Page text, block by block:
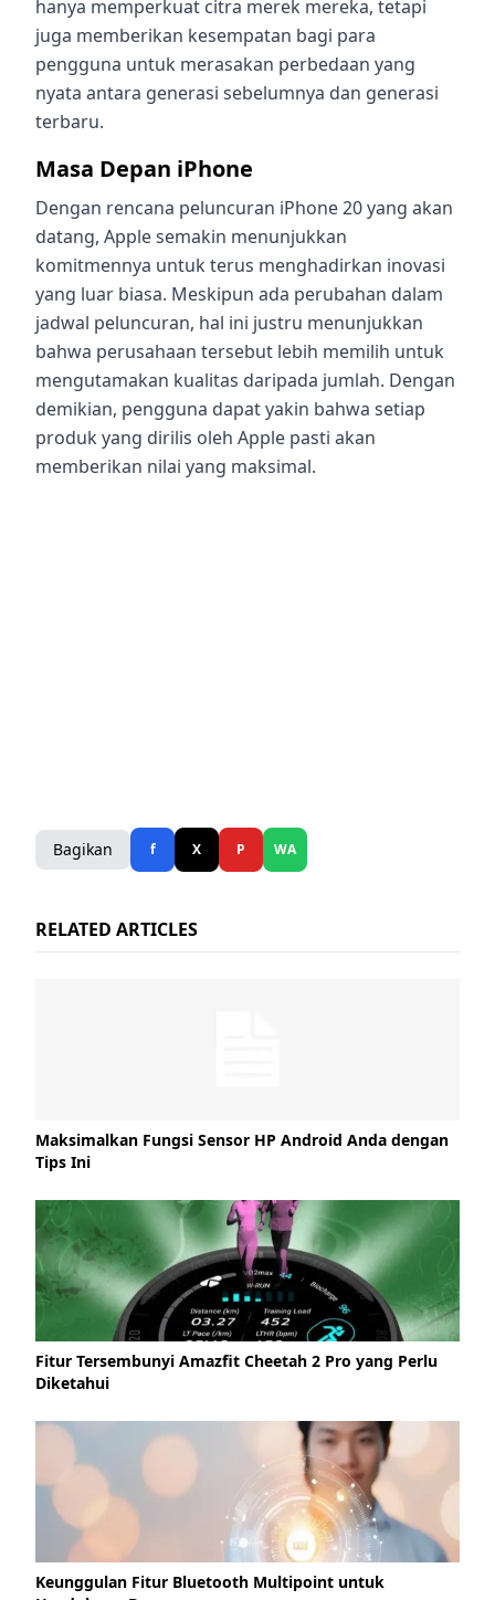
hanya memperkuat citra merek mereka, tetapi
juga memberikan kesempatan bagi para
pengguna untuk merasakan perbedaan yang
nyata antara generasi sebelumnya dan generasi
terbaru.
Masa Depan iPhone
Dengan rencana peluncuran iPhone 20 yang akan
datang, Apple semakin menunjukkan
komitmennya untuk terus menghadirkan inovasi
yang luar biasa. Meskipun ada perubahan dalam
jadwal peluncuran, hal ini justru menunjukkan
bahwa perusahaan tersebut lebih memilih untuk
mengutamakan kualitas daripada jumlah. Dengan
demikian, pengguna dapat yakin bahwa setiap
produk yang dirilis oleh Apple pasti akan
memberikan nilai yang maksimal.
Bagikan f X P WA
RELATED ARTICLES
Maksimalkan Fungsi Sensor HP Android Anda dengan
Tips Ini
Fitur Tersembunyi Amazfit Cheetah 2 Pro yang Perlu
Diketahui
Keunggulan Fitur Bluetooth Multipoint untuk